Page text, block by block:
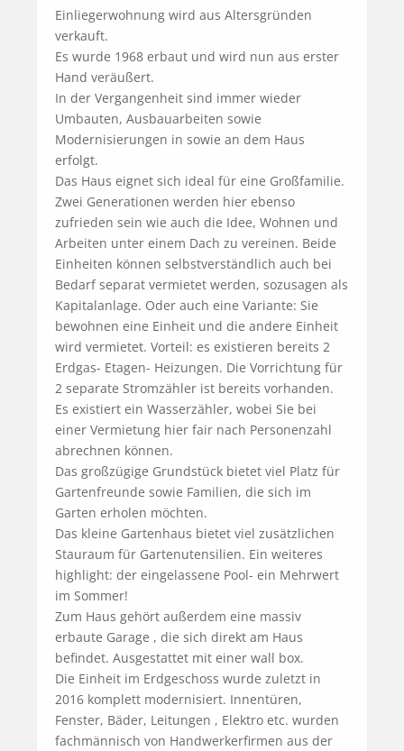
Einliegerwohnung wird aus Altersgründen
verkauft.
Es wurde 1968 erbaut und wird nun aus erster
Hand veräußert.
In der Vergangenheit sind immer wieder
Umbauten, Ausbauarbeiten sowie
Modernisierungen in sowie an dem Haus
erfolgt.
Das Haus eignet sich ideal für eine Großfamilie.
Zwei Generationen werden hier ebenso
zufrieden sein wie auch die Idee, Wohnen und
Arbeiten unter einem Dach zu vereinen. Beide
Einheiten können selbstverständlich auch bei
Bedarf separat vermietet werden, sozusagen als
Kapitalanlage. Oder auch eine Variante: Sie
bewohnen eine Einheit und die andere Einheit
wird vermietet. Vorteil: es existieren bereits 2
Erdgas- Etagen- Heizungen. Die Vorrichtung für
2 separate Stromzähler ist bereits vorhanden.
Es existiert ein Wasserzähler, wobei Sie bei
einer Vermietung hier fair nach Personenzahl
abrechnen können.
Das großzügige Grundstück bietet viel Platz für
Gartenfreunde sowie Familien, die sich im
Garten erholen möchten.
Das kleine Gartenhaus bietet viel zusätzlichen
Stauraum für Gartenutensilien. Ein weiteres
highlight: der eingelassene Pool- ein Mehrwert
im Sommer!
Zum Haus gehört außerdem eine massiv
erbaute Garage , die sich direkt am Haus
befindet. Ausgestattet mit einer wall box.
Die Einheit im Erdgeschoss wurde zuletzt in
2016 komplett modernisiert. Innentüren,
Fenster, Bäder, Leitungen , Elektro etc. wurden
fachmännisch von Handwerkerfirmen aus der